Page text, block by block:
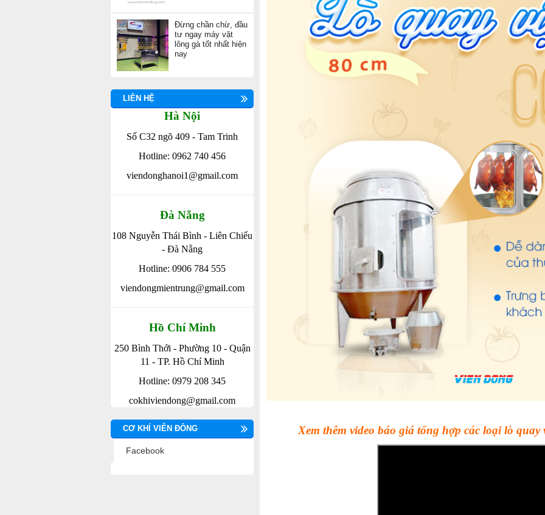
Hướng dẫn sử dụng lò quay vịt đúng cách
lò quay vịt dùng điện YXD thuyết phục khách hàng bởi sự vượt
Lò quay vịt không khói inox 100cm
Lò quay vịt Việt Nam BK 100
Xem thêm video báo giá tổng hợp các loại lò
Đừng chần chừ, đầu
tư ngay máy vặt
lông gà tốt nhất hiện
nay
LIÊN HỆ
Hà Nội
Số C32 ngõ 409 - Tam Trinh
Hotline: 0962 740 456
viendonghanoi1@gmail.com
Đà Nẵng
108 Nguyễn Thái Bình - Liên Chiểu
- Đà Nẵng
Hotline: 0906 784 555
viendongmientrung@gmail.com
Hồ Chí Minh
250 Bình Thới - Phường 10 - Quận
11 - TP. Hồ Chí Minh
Hotline: 0979 208 345
cokhiviendong@gmail.com
CƠ KHÍ VIỄN ĐÔNG
Facebook